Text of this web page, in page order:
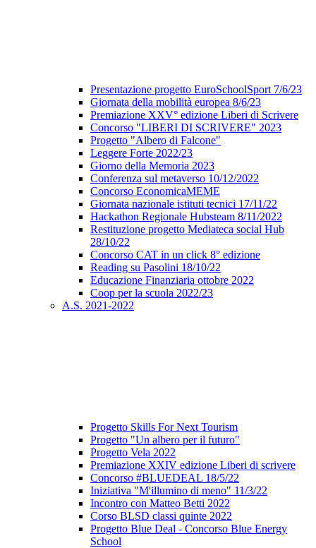
Presentazione progetto EuroSchoolSport 7/6/23
Giornata della mobilità europea 8/6/23
Premiazione XXV° edizione Liberi di Scrivere
Concorso "LIBERI DI SCRIVERE" 2023
Progetto "Albero di Falcone"
Leggere Forte 2022/23
Giorno della Memoria 2023
Conferenza sul metaverso 10/12/2022
Concorso EconomicaMEME
Giornata nazionale istituti tecnici 17/11/22
Hackathon Regionale Hubsteam 8/11/2022
Restituzione progetto Mediateca social Hub
28/10/22
Concorso CAT in un click 8° edizione
Reading su Pasolini 18/10/22
Educazione Finanziaria ottobre 2022
Coop per la scuola 2022/23
A.S. 2021-2022
Progetto Skills For Next Tourism
Progetto "Un albero per il futuro"
Progetto Vela 2022
Premiazione XXIV edizione Liberi di scrivere
Concorso #BLUEDEAL 18/5/22
Iniziativa "M'illumino di meno" 11/3/22
Incontro con Matteo Betti 2022
Corso BLSD classi quinte 2022
Progetto Blue Deal - Concorso Blue Energy
School